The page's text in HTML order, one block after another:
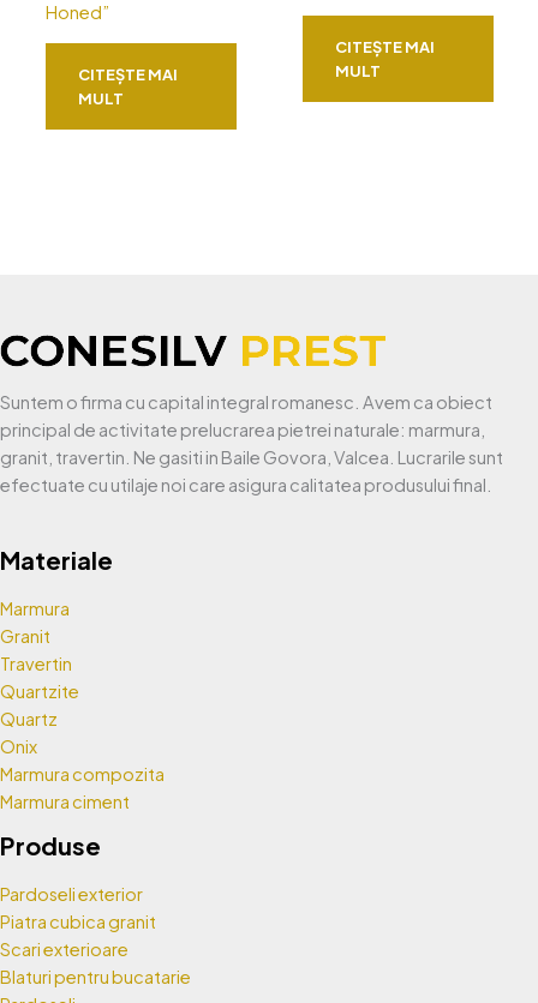
Honed”
CITEȘTE MAI
MULT
CITEȘTE MAI
MULT
Suntem o firma cu capital integral romanesc. Avem ca obiect
principal de activitate prelucrarea pietrei naturale: marmura,
granit, travertin. Ne gasiti in Baile Govora, Valcea. Lucrarile sunt
efectuate cu utilaje noi care asigura calitatea produsului final.
Materiale
Marmura
Granit
Travertin
Quartzite
Quartz
Onix
Marmura compozita
Marmura ciment
Produse
Pardoseli exterior
Piatra cubica granit
Scari exterioare
Blaturi pentru bucatarie